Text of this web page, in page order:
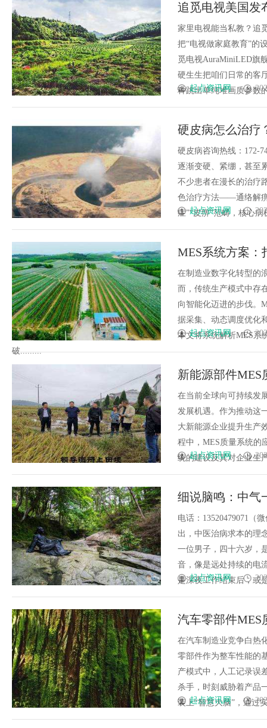
追觅电视美国发
新场景
家里电视能当私教？追
把“电视做家庭教育”的
觅电视AuraMiniLED旗
硬生生把咱们日常的客
种跳出单纯堆画质参数
起点资讯网
硬皮病怎么治疗
硬皮病咨询热线：172-
逐渐变硬、紧绷，甚至
不少患者在漫长的治疗
色治疗方法——通络解
症”“皮痹”范畴，核心
起点资讯网
MES系统方案：
在制造业数字化转型的
而，传统生产模式中存
向智能化迈进的步伐。
据采集、动态调度优化
本文将系统解析MES系
破.........
起点资讯网
新能源部件
在当前全球向可持续发
发展机遇。作为推动这
大新能源企业提升生产
程中，MES质量系统的
统的建设及其对企业生
起点资讯网
细说脑鸣：中气
电话：13520479071（
出，中医治病求本的理
一位男子，四十六岁，
音，像是远处持续的电
是深夜工作结束后，或
起点资讯网
汽车零部件MES
在汽车制造业竞争白热
零部件作为整车性能的
产模式中，人工记录误
杀手，时刻威胁着产品
装上“智慧大脑”，通过
起点资讯网